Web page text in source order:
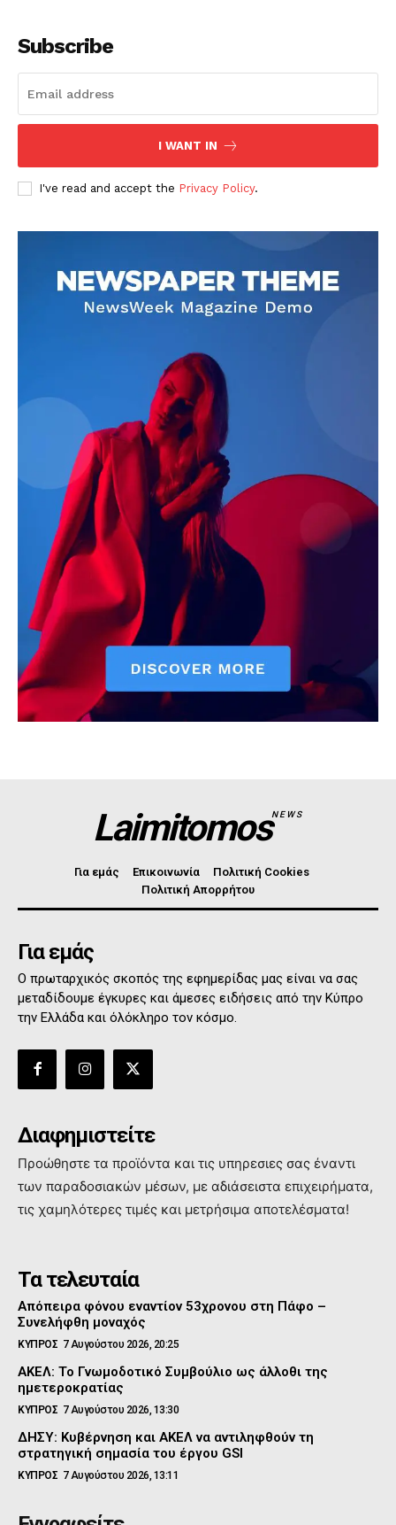
Subscribe
I WANT IN
I've read and accept the Privacy Policy.
LaimitomosNEWS
Για εμάς Επικοινωνία
Πολιτική Cookies
Πολιτική Απορρήτου
Για εμάς
Ο πρωταρχικός σκοπός της εφημερίδας μας είναι να σας
μεταδίδουμε έγκυρες και άμεσες ειδήσεις από την Κύπρο
την Ελλάδα και όλόκληρο τον κόσμο.
Διαφημιστείτε
Προώθηστε τα προϊόντα και τις υπηρεσιες σας έναντι
των παραδοσιακών μέσων, με αδιάσειστα επιχειρήματα,
τις χαμηλότερες τιμές και μετρήσιμα αποτελέσματα!
Τα τελευταία
Απόπειρα φόνου εναντίον 53χρονου στη Πάφο –
Συνελήφθη μοναχός
ΚΥΠΡΟΣ 7 Αυγούστου 2026, 20:25
ΑΚΕΛ: Το Γνωμοδοτικό Συμβούλιο ως άλλοθι της
ημετεροκρατίας
ΚΥΠΡΟΣ 7 Αυγούστου 2026, 13:30
ΔΗΣΥ: Κυβέρνηση και ΑΚΕΛ να αντιληφθούν τη
στρατηγική σημασία του έργου GSI
ΚΥΠΡΟΣ 7 Αυγούστου 2026, 13:11